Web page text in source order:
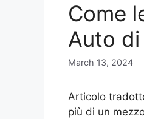
Come
Auto
March 13, 2024
Articolo
più di un